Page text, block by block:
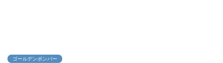
ゴールデンボンバー